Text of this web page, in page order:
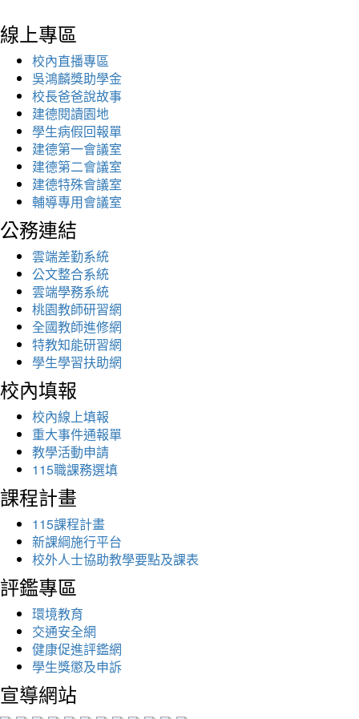
線上專區
校內直播專區
吳鴻麟獎助學金
校長爸爸說故事
建德閱讀園地
學生病假回報單
建德第一會議室
建德第二會議室
建德特殊會議室
輔導專用會議室
公務連結
雲端差勤系統
公文整合系統
雲端學務系統
桃園教師研習網
全國教師進修網
特教知能研習網
學生學習扶助網
校內填報
校內線上填報
重大事件通報單
教學活動申請
115職課務選填
課程計畫
115課程計畫
新課綱施行平台
校外人士協助教學要點及課表
評鑑專區
環境教育
交通安全網
健康促進評鑑網
學生獎懲及申訴
宣導網站